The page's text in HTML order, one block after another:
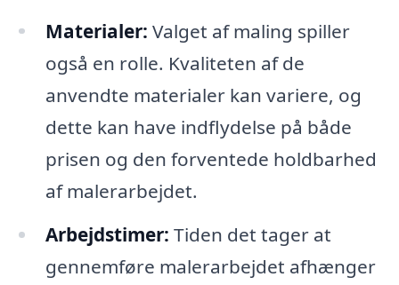
Materialer: Valget af maling spiller
også en rolle. Kvaliteten af de
anvendte materialer kan variere, og
dette kan have indflydelse på både
prisen og den forventede holdbarhed
af malerarbejdet.
Arbejdstimer: Tiden det tager at
gennemføre malerarbejdet afhænger